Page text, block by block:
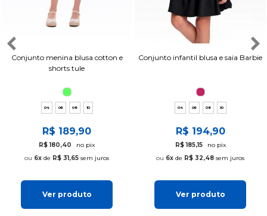
Conjunto menina blusa cotton e
shorts tule
04 06 08 10
R$ 189,90
R$ 180,40
no pix
6x de R$ 31,65 sem juros
Ver produto
Conjunto infantil blusa e saia Barbie
04 06 08 10
R$ 194,90
R$ 185,15
no pix
6x de R$ 32,48 sem juros
Ver produto